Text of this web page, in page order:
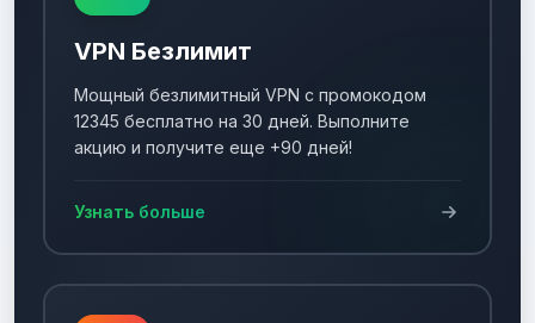
VPN Безлимит
Мощный безлимитный VPN с промокодом
12345 бесплатно на 30 дней. Выполните
акцию и получите еще +90 дней!
Узнать больше